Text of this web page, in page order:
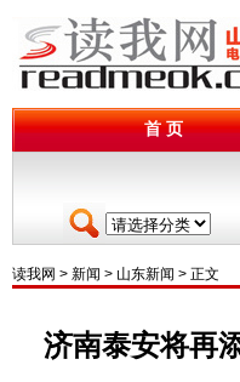
首 页
读我网 > 新闻 > 山东新闻 > 正文
济南泰安将再